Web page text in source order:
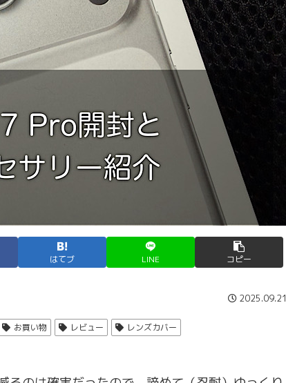
はてブ LINE コピー
2025.09.21
お買い物 レビュー レンズカバー